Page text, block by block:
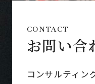
CONTACT
お問い合
コンサルティン